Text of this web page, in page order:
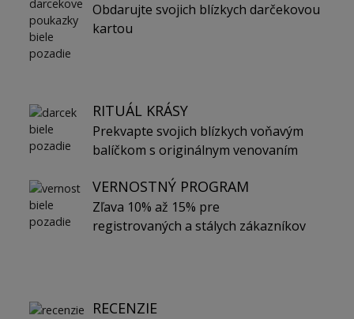
Obdarujte svojich blízkych darčekovou
kartou
RITUÁL KRÁSY
Prekvapte svojich blízkych voňavým
balíčkom s originálnym venovaním
VERNOSTNÝ PROGRAM
Zľava 10% až 15% pre
registrovaných a stálych zákazníkov
RECENZIE